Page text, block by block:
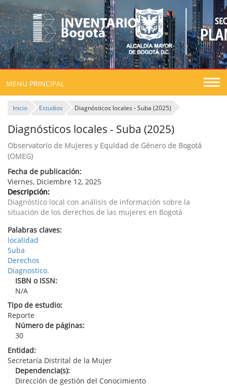
MENU PRINCIPAL
Inicio Estudios Diagnósticos locales - Suba (2025)
Diagnósticos locales - Suba (2025)
Observatorio de Mujeres y Equidad de Género de Bogotá
(OMEG)
Fecha de publicación:
Viernes, Diciembre 12, 2025
Descripción:
Diagnóstico local con análisis de información sobre la
situación de los derechos de las mujeres en Bogotá
Palabras claves:
localidad
Suba
Derechos
Diagnostico.
ISBN o ISSN:
N/A
Tipo de estudio:
Reporte
Número de páginas:
30
Entidad:
Secretaría Distrital de la Mujer
Dependencia(s):
Dirección de gestión del Conocimiento